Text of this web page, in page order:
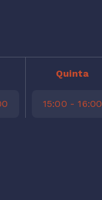
Quinta
15:00 - 16:00